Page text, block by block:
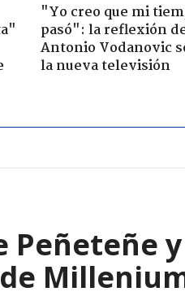
"Yo creo que mi
pasó": la reflexión
Antonio Vodanovic
la nueva televisión
Peñeteñe